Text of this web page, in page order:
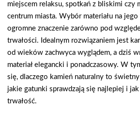
miejscem relaksu, spotkań z bliskimi czy
centrum miasta. Wybór materiału na
ogromne znaczenie zarówno pod
trwałości. Idealnym rozwiązaniem jest
od wieków zachwyca wyglądem, a dziś
materiał elegancki i ponadczasowy. W
się, dlaczego kamień naturalny to
jakie gatunki sprawdzają się najlepiej i
trwałość.